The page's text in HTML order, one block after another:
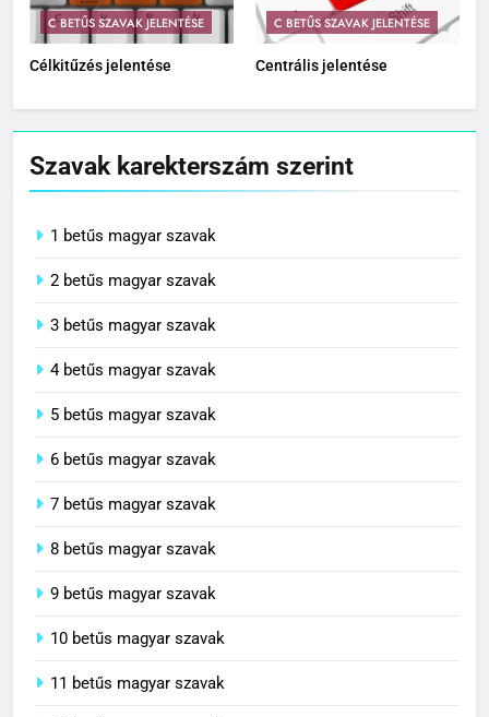
C BETŰS SZAVAK JELENTÉSE
Célkitűzés jelentése
C BETŰS SZAVAK JELENTÉSE
Centrális jelentése
Szavak karekterszám szerint
1 betűs magyar szavak
2 betűs magyar szavak
3 betűs magyar szavak
4 betűs magyar szavak
5 betűs magyar szavak
6 betűs magyar szavak
7 betűs magyar szavak
8 betűs magyar szavak
9 betűs magyar szavak
10 betűs magyar szavak
11 betűs magyar szavak